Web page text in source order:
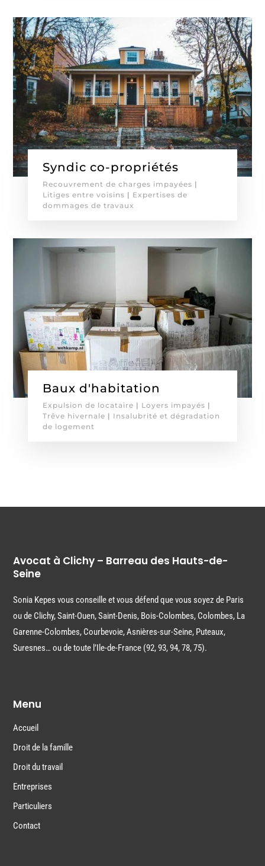
Syndic co-propriétés
Recouvrement de charges impayées |
Litiges entre voisins | Expertises de
dommages de travaux
Baux d'habitation
Expulsion de locataire | Loyers impayés |
Trêve hivernale | Insalubrité et dégradation
de logement
Avocat à Clichy – Barreau des Hauts-de-
Seine
Sonia Kepes vous conseille et vous défend que vous soyez de Paris
ou de Clichy, Saint-Ouen, Saint-Denis, Bois-Colombes, Colombes, La
Garenne-Colombes, Courbevoie, Asnières-sur-Seine, Puteaux,
Suresnes… ou de toute l’Ile-de-France (92, 93, 94, 78, 75).
Menu
Accueil
Droit de la famille
Droit du travail
Entreprises
Particuliers
Contact